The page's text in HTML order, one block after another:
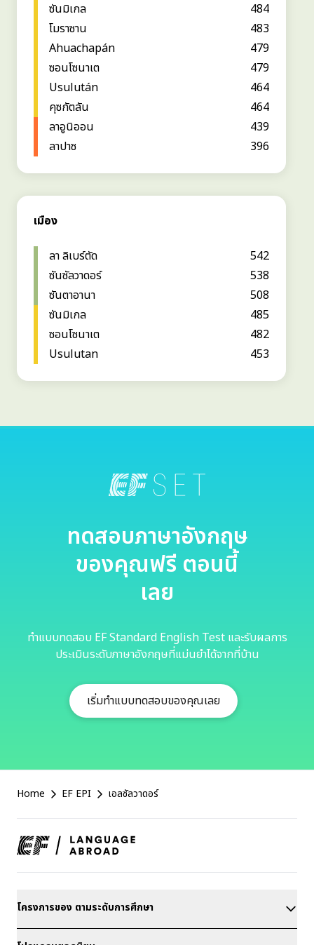
ซันมิเกล
484
โมราซาน
483
Ahuachapán
479
ซอนโซนาเต
479
Usulután
464
คุซกัตลัน
464
ลาอูนิออน
439
ลาปาซ
396
เมือง
ลา ลิเบร์ตัด
542
ซันซัลวาดอร์
538
ซันตาอานา
508
ซันมิเกล
485
ซอนโซนาเต
482
Usulutan
453
ทดสอบภาษาอังกฤษ
ของคุณฟรี ตอนนี้
เลย
ทำแบบทดสอบ EF Standard English Test และรับผลการ
ประเมินระดับภาษาอังกฤษที่แม่นยำได้จากที่บ้าน
เริ่มทำแบบทดสอบของคุณเลย
Footer
Home EF EPI เอลซัลวาดอร์
โครงการของ ตามระดับการศึกษา